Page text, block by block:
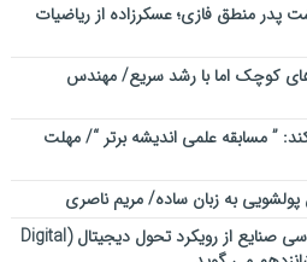
پدر منطق فازی؛ عسکرزاده از ریاضیات
کوچک اما با رشد سریع/ مهندس
” مسابقه علمی اندیشه برتر “/ مهلت
به زبان ساده/ مریم ناصری
رئیس کنفرانس بین المللی مهندسی صنایع از رویکرد تحول دیجیتال (Digital